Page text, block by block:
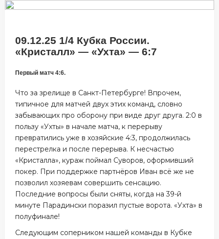
09.12.25 1/4 Кубка России.
«Кристалл» — «Ухта» — 6:7
Первый матч 4:6.
Что за зрелище в Санкт-Петербурге! Впрочем,
типичное для матчей двух этих команд, словно
забывающих про оборону при виде друг друга. 2:0 в
пользу «Ухты» в начале матча, к перерыву
превратились уже в хозяйские 4:3, продолжилась
перестрелка и после перерыва. К несчастью
«Кристалла», кураж поймал Суворов, оформивший
покер. При поддержке партнёров Иван всё же не
позволил хозяевам совершить сенсацию.
Последние вопросы были сняты, когда на 39-й
минуте Парадински поразил пустые ворота. «Ухта» в
полуфинале!
Следующим соперником нашей команды в Кубке